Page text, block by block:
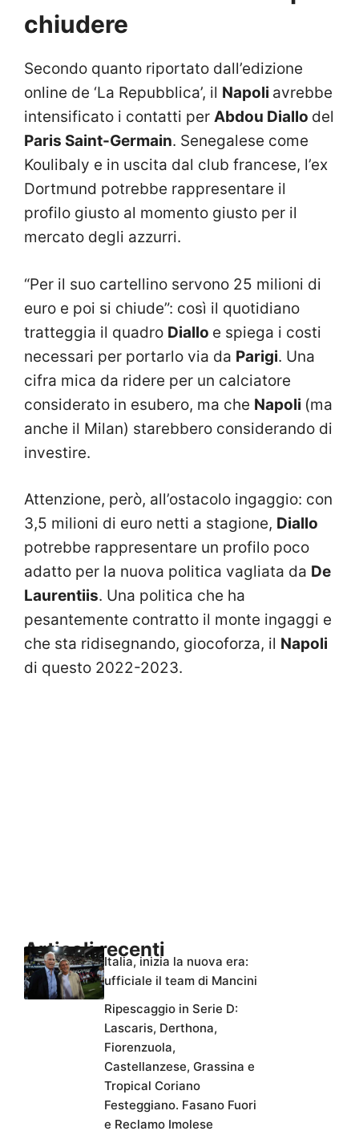
chiudere
Secondo quanto riportato dall’edizione
online de ‘La Repubblica’, il Napoli avrebbe
intensificato i contatti per Abdou Diallo del
Paris Saint-Germain. Senegalese come
Koulibaly e in uscita dal club francese, l’ex
Dortmund potrebbe rappresentare il
profilo giusto al momento giusto per il
mercato degli azzurri.
“Per il suo cartellino servono 25 milioni di
euro e poi si chiude”: così il quotidiano
tratteggia il quadro Diallo e spiega i costi
necessari per portarlo via da Parigi. Una
cifra mica da ridere per un calciatore
considerato in esubero, ma che Napoli (ma
anche il Milan) starebbero considerando di
investire.
Attenzione, però, all’ostacolo ingaggio: con
3,5 milioni di euro netti a stagione, Diallo
potrebbe rappresentare un profilo poco
adatto per la nuova politica vagliata da De
Laurentiis. Una politica che ha
pesantemente contratto il monte ingaggi e
che sta ridisegnando, giocoforza, il Napoli
di questo 2022-2023.
Articoli recenti
Italia, inizia la nuova era:
ufficiale il team di Mancini
Ripescaggio in Serie D:
Lascaris, Derthona,
Fiorenzuola,
Castellanzese, Grassina e
Tropical Coriano
Festeggiano. Fasano Fuori
e Reclamo Imolese